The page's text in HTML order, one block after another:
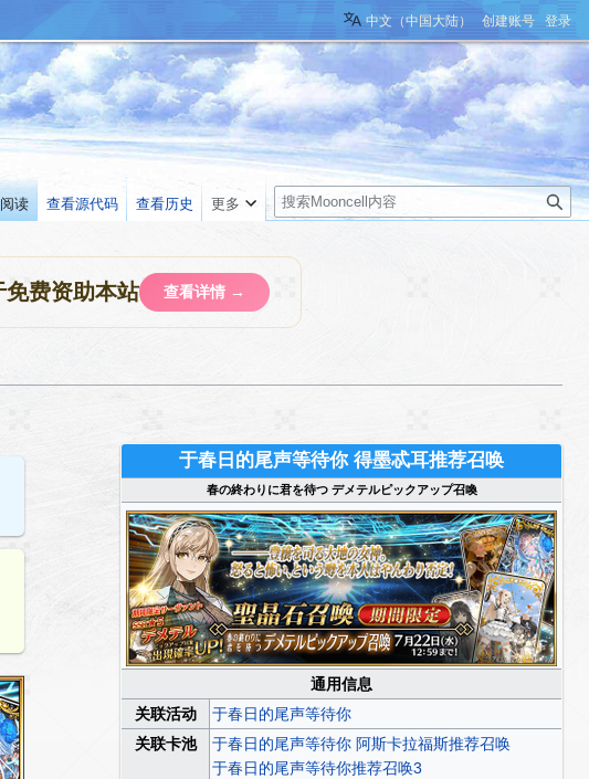
费资助本站 查看详情 →
于春日的尾声等待你 得墨忒耳推荐召唤
春の終わりに君を待つ デメテルピックアップ召喚
通用信息
关联活动
于春日的尾声等待你
关联卡池
于春日的尾声等待你 阿斯卡拉福斯推荐召唤
于春日的尾声等待你推荐召唤3
中文（中国大陆） 创建账号 登录
阅读 查看源代码 查看历史 更多
搜
索